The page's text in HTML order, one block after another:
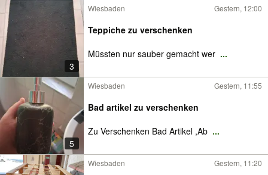
3
Wiesbaden Gestern, 12:00
Teppiche zu verschenken
Müssten nur sauber gemacht wer ...
5
Wiesbaden Gestern, 11:55
Bad artikel zu verschenken
Zu Verschenken Bad Artikel ,Ab ...
Wiesbaden Gestern, 11:20